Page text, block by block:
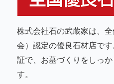
株式会社石の武蔵家は、
会）認定の優良石材店で
証で、お墓づくりをしっ
す。